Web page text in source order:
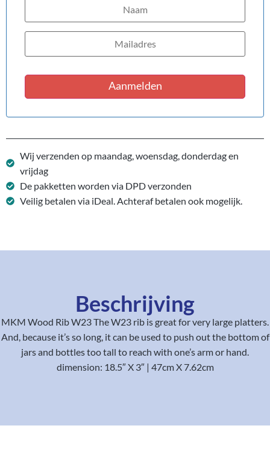
Aanmelden
Wij verzenden op maandag, woensdag, donderdag en
vrijdag
De pakketten worden via DPD verzonden
Veilig betalen via iDeal. Achteraf betalen ook mogelijk.
Beschrijving
MKM Wood Rib W23 The W23 rib is great for very large platters.
And, because it’s so long, it can be used to push out the bottom of
jars and bottles too tall to reach with one’s arm or hand.
dimension: 18.5″ X 3″ | 47cm X 7.62cm